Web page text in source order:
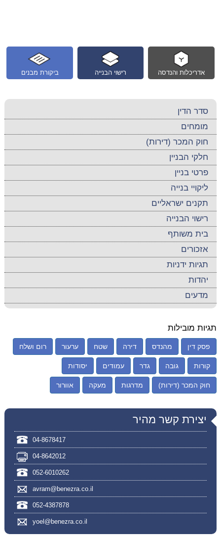
ביקורת מבנים רישוי הבנייה אדריכלות והנדסה
סדר הדין
מומחים
חוק המכר (דירות)
חלקי הבניין
פרטי בניין
ליקויי בנייה
תקנים ישראליים
רישוי הבנייה
בית משותף
אזכורים
תגיות ידניות
יהדות
מדעים
תגיות מובילות
פסק דין מהנדס דירה שטח ערעור רום ושלח
קורות גובה גדר עמודים יסודות
חוק המכר (דירות) מדרגות מעקה אוורור
יצירת קשר מהיר
04-8678417
04-8642012
052-6010262
avram@benezra.co.il
052-4387878
yoel@benezra.co.il